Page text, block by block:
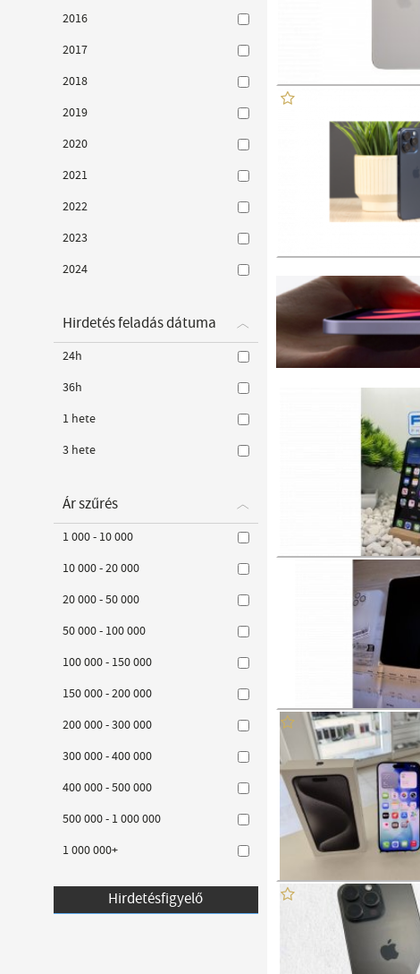
2016
2017
2018
2019
2020
2021
2022
2023
2024
Hirdetés feladás dátuma
24h
36h
1 hete
3 hete
Ár szűrés
1 000 - 10 000
10 000 - 20 000
20 000 - 50 000
50 000 - 100 000
100 000 - 150 000
150 000 - 200 000
200 000 - 300 000
300 000 - 400 000
400 000 - 500 000
500 000 - 1 000 000
1 000 000+
Hirdetésfigyelő